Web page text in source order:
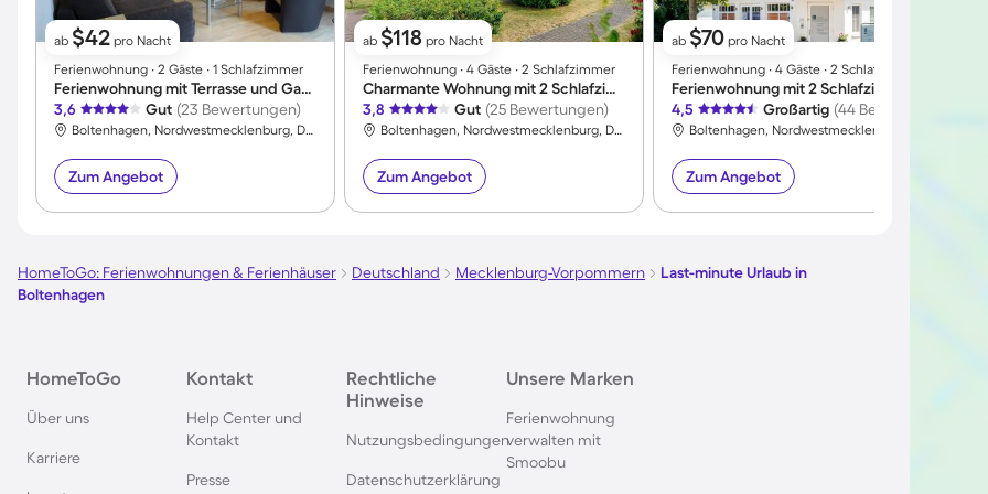
ab $42 pro Nacht
Ferienwohnung ∙ 2 Gäste ∙ 1 Schlafzimmer
Ferienwohnung mit Terrasse und Garten | Haustiere erlaubt
3,6
Gut (23 Bewertungen)
Boltenhagen, Nordwestmecklenburg, Deutschland
Zum Angebot
ab $118 pro Nacht
Ferienwohnung ∙ 4 Gäste ∙ 2 Schlafzimmer
Charmante Wohnung mit 2 Schlafzimmern für 4 Personen
3,8
Gut (25 Bewertungen)
Boltenhagen, Nordwestmecklenburg, Deutschland
Zum Angebot
ab $70 pro Nacht
Ferienwohnung ∙ 4 Gäste ∙ 2 Schlafzimmer
4,5
Großartig (44 Bewertungen)
Zum Angebot
HomeToGo: Ferienwohnungen & Ferienhäuser Deutschland Mecklenburg-Vorpommern
Last-minute Urlaub in
Boltenhagen
HomeToGo
Über uns
Karriere
Kontakt
Help Center und
Kontakt
Presse
Rechtliche
Hinweise
Nutzungsbedingungen
Datenschutzerklärung
Unsere Marken
Ferienwohnung
verwalten mit
Smoobu